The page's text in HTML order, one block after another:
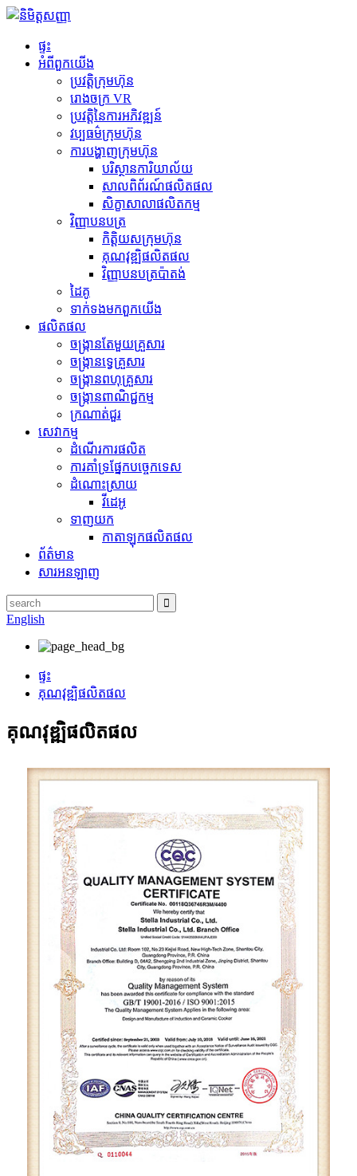
ផ្ទះ
អំពី​ពួក​យើង
ប្រវត្តិ​ក្រុមហ៊ុន
រោងចក្រ VR
ប្រវត្តិនៃការអភិវឌ្ឍន៍
វប្បធម៌ក្រុមហ៊ុន
ការបង្ហាញក្រុមហ៊ុន
បរិស្ថានការិយាល័យ
សាលពិព័រណ៍ផលិតផល
សិក្ខាសាលាផលិតកម្ម
វិញ្ញាបនបត្រ
កិត្តិយសក្រុមហ៊ុន
គុណវុឌ្ឍិផលិតផល
វិញ្ញាបនបត្រប៉ាតង់
ដៃគូ
ទាក់ទង​មក​ពួក​យើង
ផលិតផល
ចង្ក្រានតែមួយគ្រួសារ
ចង្ក្រានទ្វេគ្រួសារ
ចង្ក្រានពហុគ្រួសារ
ចង្ក្រានពាណិជ្ជកម្ម
ក្រណាត់ជួរ
សេវាកម្ម
ដំណើរការផលិត
ការ​គាំទ្រ​ផ្នែក​បច្ចេកទេស
ដំណោះស្រាយ
វីដេអូ
ទាញយក
កាតាឡុកផលិតផល
ព័ត៌មាន
សារអនឡាញ
English
ផ្ទះ
គុណវុឌ្ឍិផលិតផល
គុណវុឌ្ឍិផលិតផល